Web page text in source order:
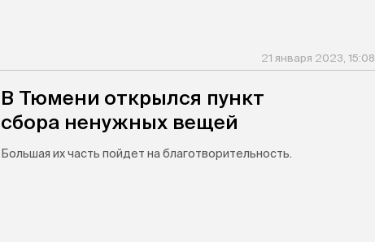
21 января 2023, 15:08
В Тюмени открылся пункт
сбора ненужных вещей
Большая их часть пойдет на благотворительность.